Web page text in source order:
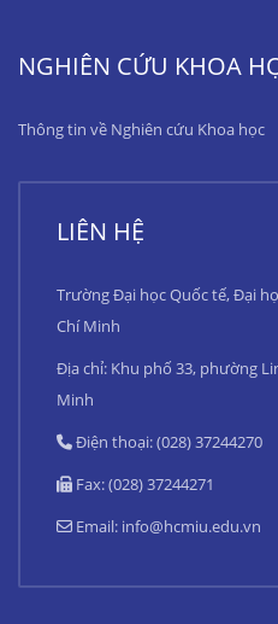
NGHIÊN CỨU KHOA
Thông tin về Nghiên cứu Khoa học
LIÊN HỆ
Trường Đại học Quốc tế, Đại
Chí Minh
Địa chỉ: Khu phố 33, phường
Minh
Điện thoại: (028) 37244270
Fax: (028) 37244271
Email: info@hcmiu.edu.vn